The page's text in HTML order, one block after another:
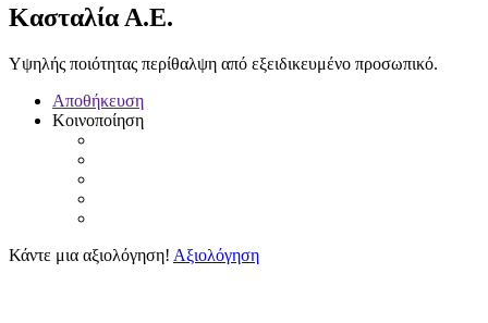
Κασταλία Α.Ε.
Υψηλής ποιότητας περίθαλψη από εξειδικευμένο προσωπικό.
Αποθήκευση
Κοινοποίηση
Κάντε μια αξιολόγηση! Αξιολόγηση